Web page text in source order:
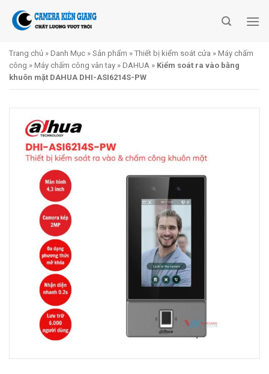
Trang chủ » Danh Mục » Sản phẩm » Thiết bị kiểm soát cửa » Máy chấm
công » Máy chấm công vân tay » DAHUA » Kiểm soát ra vào bằng
khuôn mặt DAHUA DHI-ASI6214S-PW